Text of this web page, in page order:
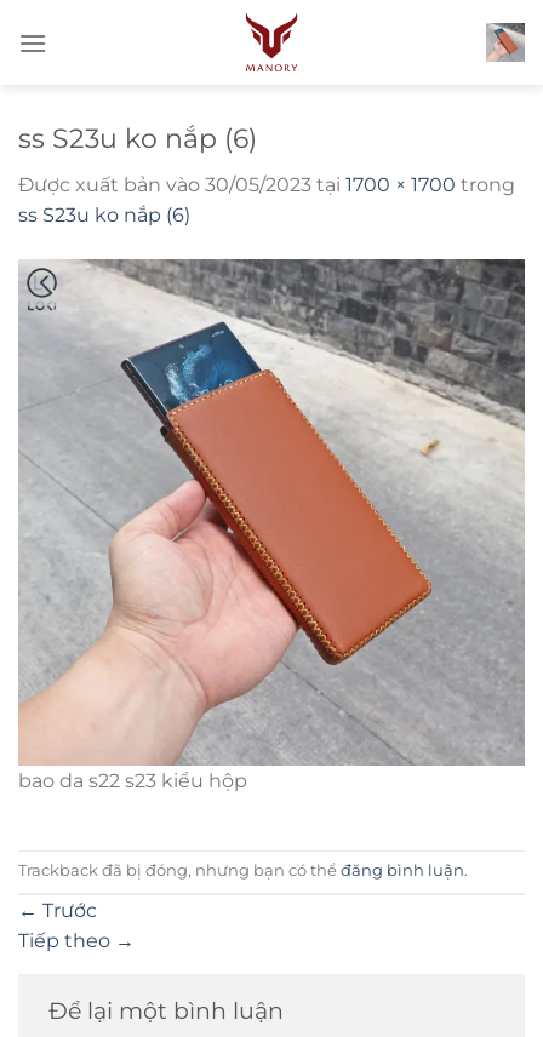
qua
ss S23u ko nắp (6)
Được xuất bản vào 30/05/2023 tại 1700 × 1700 trong
ss S23u ko nắp (6)
bao da s22 s23 kiểu hộp
Trackback đã bị đóng, nhưng bạn có thể đăng bình luận.
← Trước
Tiếp theo →
Để lại một bình luận